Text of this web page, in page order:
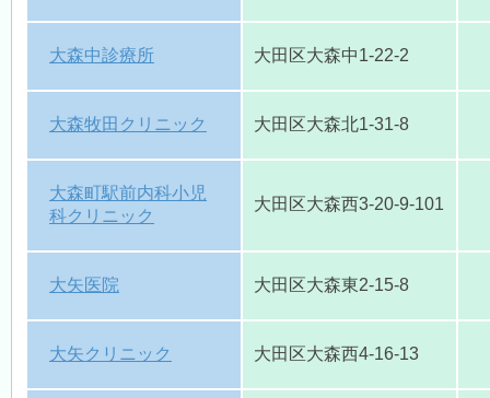
大森中診療所 大田区大森中1-22-2
大森牧田クリニック 大田区大森北1-31-8
大森町駅前内科小児
科クリニック
大田区大森西3-20-9-101
大矢医院 大田区大森東2-15-8
大矢クリニック 大田区大森西4-16-13